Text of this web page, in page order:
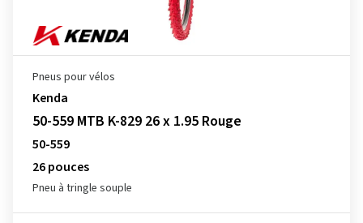
Pneus pour vélos
Kenda
50-559 MTB K-829 26 x 1.95 Rouge
50-559
26 pouces
Pneu à tringle souple